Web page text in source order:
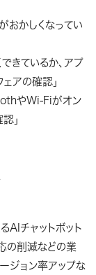
おかしくなってい
きているか、アプ
アの確認」
やWi-Fiがオン
」
チャットボット
の削減などの業
ジョン率アップな